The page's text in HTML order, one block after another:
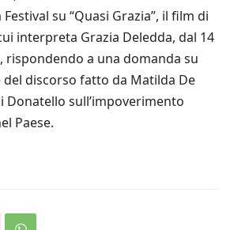
su “Quasi Grazia”, il film di
interpreta Grazia Deledda, dal 14
rispondendo a una domanda su
del discorso fatto da Matilda De
Donatello sull’impoverimento
Paese.